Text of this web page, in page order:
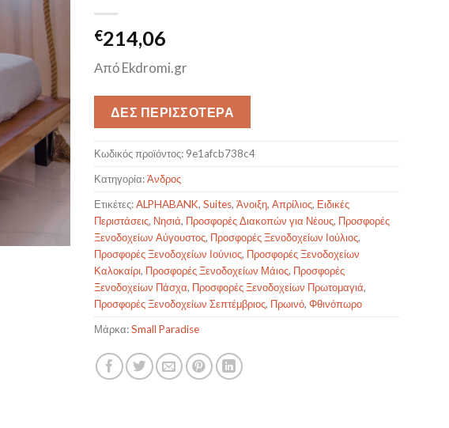
€214,06
Από Ekdromi.gr
ΔΕΣ ΠΕΡΙΣΣΟΤΕΡΑ
Κωδικός προϊόντος: 9e1afcb738c4
Κατηγορία:Άνδρος
Ετικέτες:ALPHABANK,Suites,Άνοιξη,Απρίλιος, Ειδικές
Περιστάσεις, Νησιά, Προσφορές Διακοπών για Νέους, Προσφορές
Ξενοδοχείων Αύγουστος, Προσφορές Ξενοδοχείων Ιούλιος,
Προσφορές Ξενοδοχείων Ιούνιος, Προσφορές Ξενοδοχείων
Καλοκαίρι, Προσφορές Ξενοδοχείων Μάιος, Προσφορές
Ξενοδοχείων Πάσχα, Προσφορές Ξενοδοχείων Πρωτομαγιά,
Προσφορές Ξενοδοχείων Σεπτέμβριος, Πρωινό,Φθινόπωρο
Μάρκα:Small Paradise